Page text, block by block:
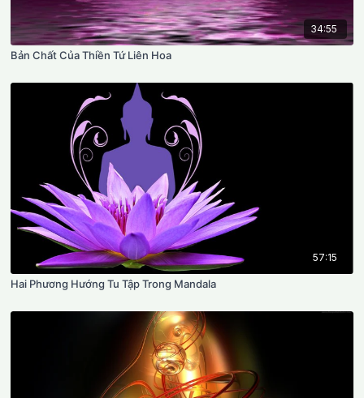
34:55
Bản Chất Của Thiền Tứ Liên Hoa
57:15
Hai Phương Hướng Tu Tập Trong Mandala